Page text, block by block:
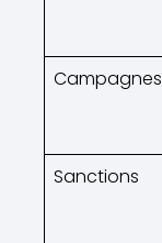
Campagnes
Sanctions